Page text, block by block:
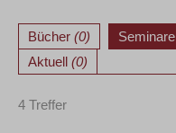
Bücher (0) Seminare
Aktuell (0)
4 Treffer